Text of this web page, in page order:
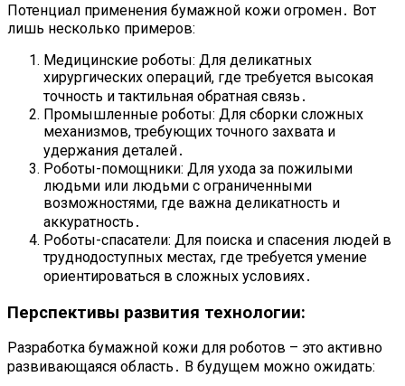
Потенциал применения бумажной кожи огромен․ Вот
лишь несколько примеров:
Медицинские роботы: Для деликатных
хирургических операций, где требуется высокая
точность и тактильная обратная связь․
Промышленные роботы: Для сборки сложных
механизмов, требующих точного захвата и
удержания деталей․
Роботы-помощники: Для ухода за пожилыми
людьми или людьми с ограниченными
возможностями, где важна деликатность и
аккуратность․
Роботы-спасатели: Для поиска и спасения людей в
труднодоступных местах, где требуется умение
ориентироваться в сложных условиях․
Перспективы развития технологии:
Разработка бумажной кожи для роботов – это активно
развивающаяся область․ В будущем можно ожидать: